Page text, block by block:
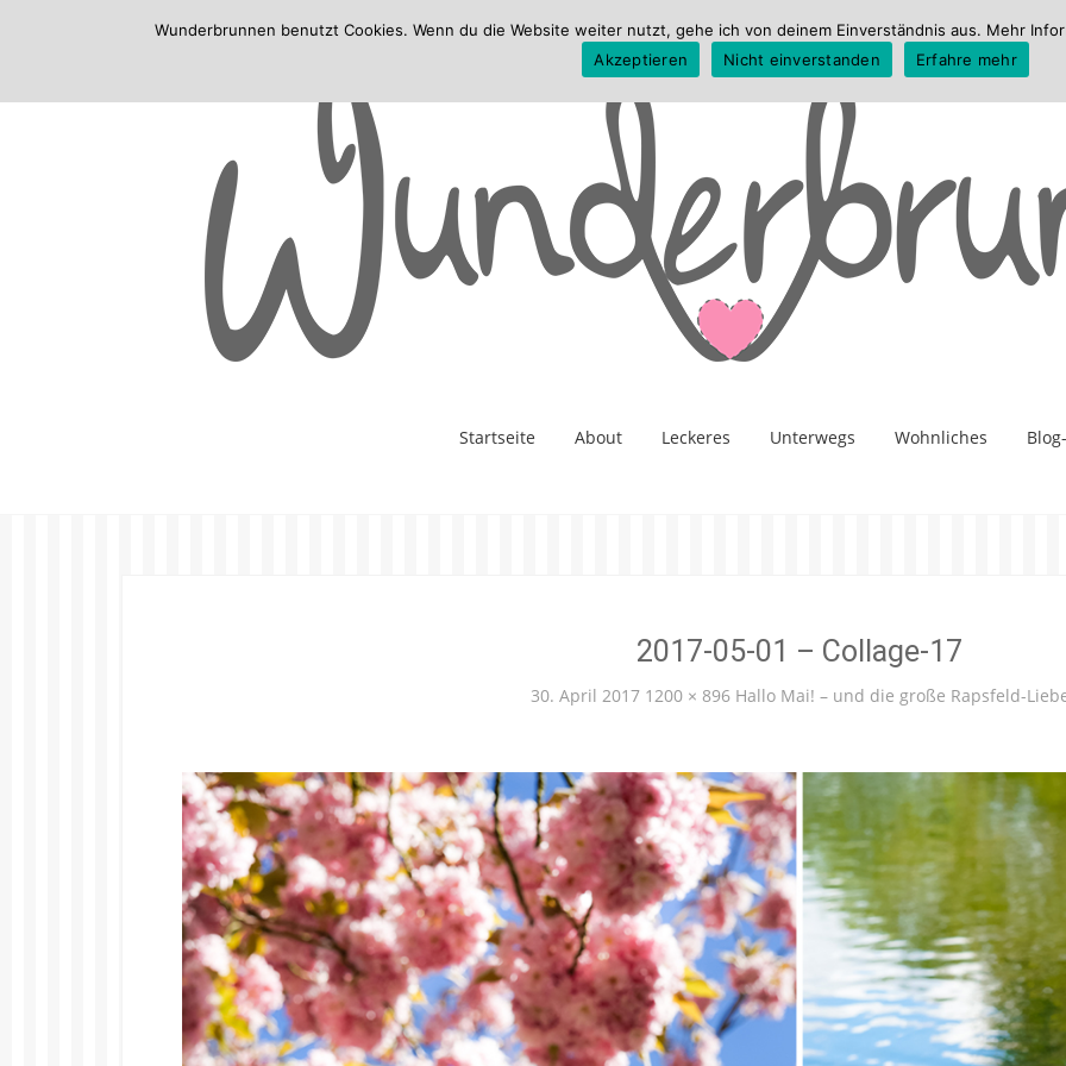
Startseite About Leckeres Unterwegs Wohnliches
2017-05-01 – Collage-17
30. April 2017 1200 × 896 Hallo Mai! – und die große Rapsfeld-
Wunderbrunnen benutzt Cookies. Wenn du die Website weiter nutzt, gehe ich von deinem Einverständnis aus. Mehr
Akzeptieren
Nicht einverstanden Erfahre mehr